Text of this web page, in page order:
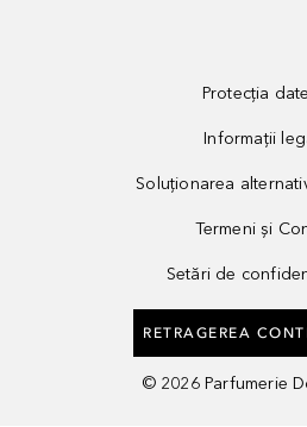
Protecția
Informații
Soluționarea
Termeni și
Setări de
RETRAGEREA
© 2026 Parfumerie